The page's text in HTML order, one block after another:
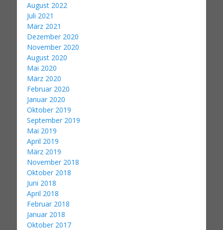
August 2022
Juli 2021
März 2021
Dezember 2020
November 2020
August 2020
Mai 2020
März 2020
Februar 2020
Januar 2020
Oktober 2019
September 2019
Mai 2019
April 2019
März 2019
November 2018
Oktober 2018
Juni 2018
April 2018
Februar 2018
Januar 2018
Oktober 2017